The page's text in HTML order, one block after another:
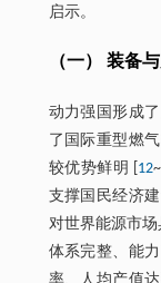
启示。
（一） 装备
动力强国形成
了国际重型燃
较优势鲜明 [ 12~
支撑国民经济
对世界能源市
体系完整、能